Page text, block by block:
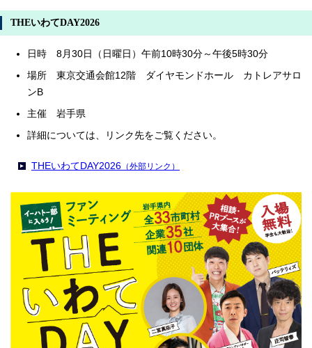
THEいわてDAY2026
日時 8月30日（日曜日）午前10時30分～午後5時30分
場所 東京交通会館12階 ダイヤモンドホール カトレアサロ
ンB
主催 岩手県
詳細については、リンク先をご覧ください。
THEいわてDAY2026 （外部リンク）